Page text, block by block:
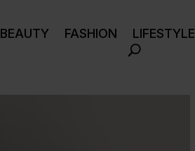
BEAUTY FASHION LIFESTYLE